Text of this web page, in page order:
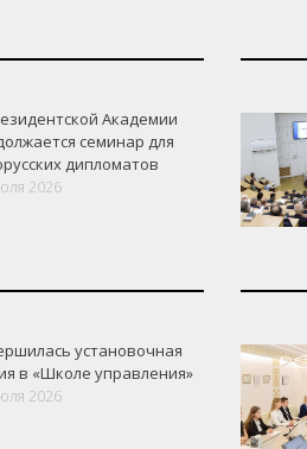
Академии
семинар для
дипломатов
2026
установочная
в «Школе управления»
2026